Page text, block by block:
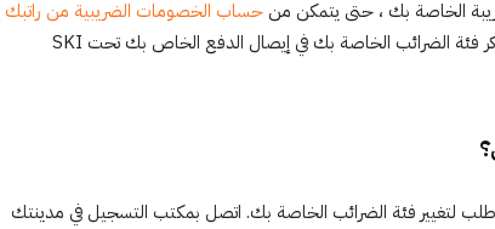
الخاصة بك ، حتى يتمكن منحساب الخصومات الضريبية من راتبك
، وفقًا لمعدل الضريبة المطبق. يتم دائمًا ذكر فئة الضرائب الخاصة بك في إيصال الدفع الخاص بك تحت SKI
طلب لتغيير فئة الضرائب الخاصة بك. اتصل بمكتب التسجيل في مدينتك